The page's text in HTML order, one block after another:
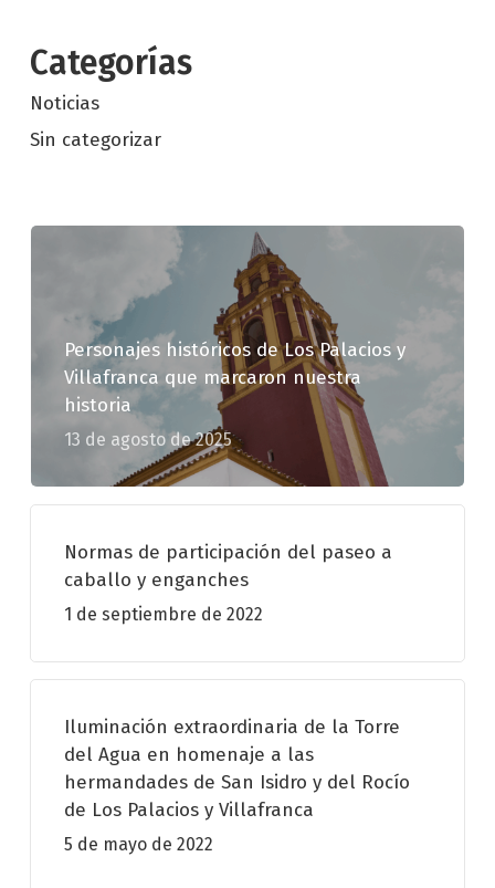
Categorías
Noticias
Sin categorizar
Personajes históricos de Los Palacios y
Villafranca que marcaron nuestra
historia
13 de agosto de 2025
Normas de participación del paseo a
caballo y enganches
1 de septiembre de 2022
Iluminación extraordinaria de la Torre
del Agua en homenaje a las
hermandades de San Isidro y del Rocío
de Los Palacios y Villafranca
5 de mayo de 2022